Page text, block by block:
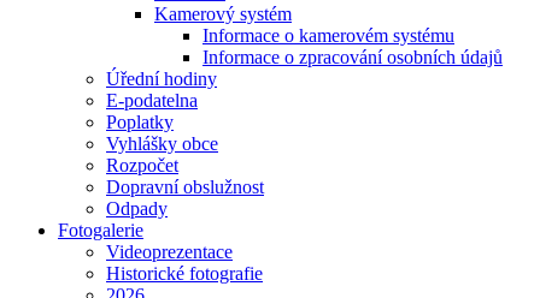
Kamerový systém
Informace o kamerovém systému
Informace o zpracování osobních údajů
Úřední hodiny
E-podatelna
Poplatky
Vyhlášky obce
Rozpočet
Dopravní obslužnost
Odpady
Fotogalerie
Videoprezentace
Historické fotografie